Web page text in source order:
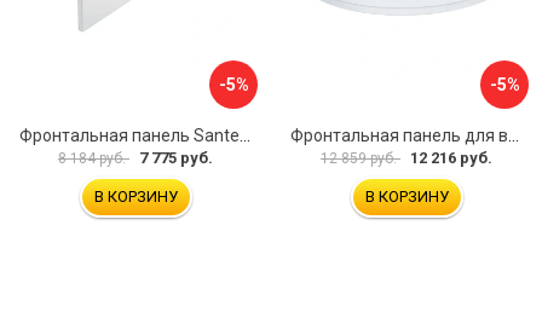
-5%
8 184 руб. 7 775 руб.
В КОРЗИНУ
-5%
12 859 руб. 12 216 руб.
В КОРЗИНУ